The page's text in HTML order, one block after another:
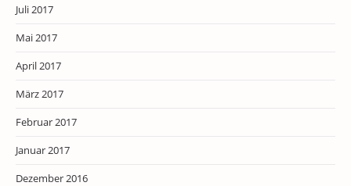
Juli 2017
Mai 2017
April 2017
März 2017
Februar 2017
Januar 2017
Dezember 2016